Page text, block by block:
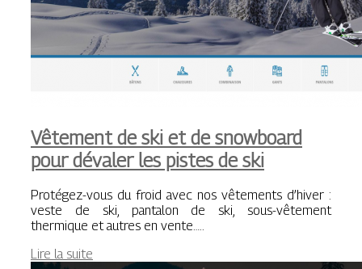
Vêtement de ski et de snowboard
pour dévaler les pistes de ski
Protégez-vous du froid avec nos vêtements d’hiver :
veste de ski, pantalon de ski, sous-vêtement
thermique et autres en vente…..
Lire la suite